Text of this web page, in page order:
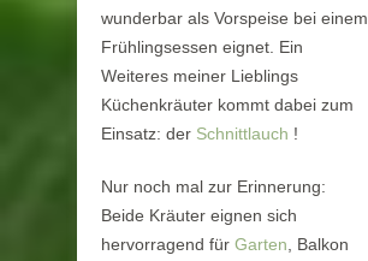
wunderbar als Vorspeise bei einem
Frühlingsessen eignet. Ein
Weiteres meiner Lieblings
Küchenkräuter kommt dabei zum
Einsatz: der Schnittlauch !
Nur noch mal zur Erinnerung:
Beide Kräuter eignen sich
hervorragend für Garten , Balkon